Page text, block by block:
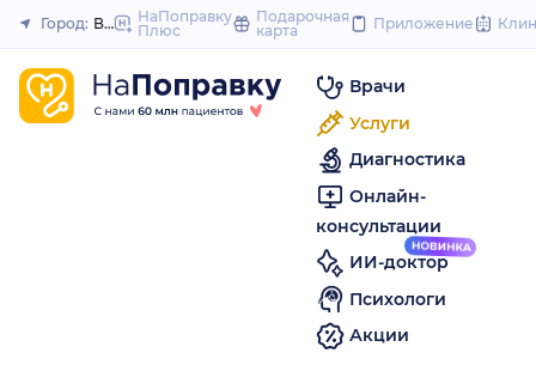
to
Закрыть
Город: ВоронежНаПоправку
Плюс
Подарочная
карта
Приложение
Врачи
Услуги
Диагностика
Онлайн-
консультации
ИИ-доктор
Психологи
Акции